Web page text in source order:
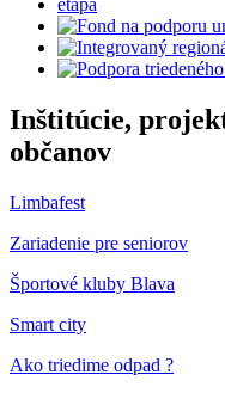
Inštitúcie,
občanov
Limbafest
Zariadenie pre seniorov
Športové kluby Blava
Smart city
Ako triedime odpad ?